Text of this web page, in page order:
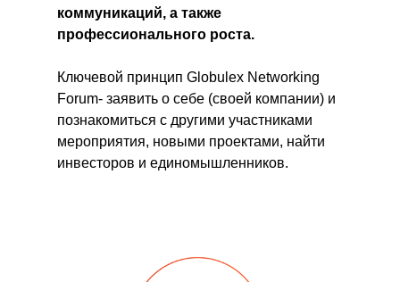
коммуникаций, а также
профессионального роста.
Ключевой принцип Globulex Networking
Forum- заявить о себе (своей компании) и
познакомиться с другими участниками
мероприятия, новыми проектами, найти
инвесторов и единомышленников.